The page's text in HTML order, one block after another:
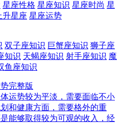
星座性格 星座知识 星座时尚 星
升星座 星座运势
双子座知识 巨蟹座知识 狮子座
知识 天蝎座知识 射手座知识 魔
鱼座知识
完整版
运势较为平淡，需要面临不小
和健康方面，需要格外的重
能够取得较为可观的收入，经